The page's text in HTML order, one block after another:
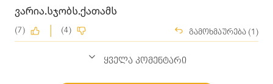
ვარია.სჯობს.ქათამს
(7) (4) გამოხმაურება (1)
ყველა კომენტარი